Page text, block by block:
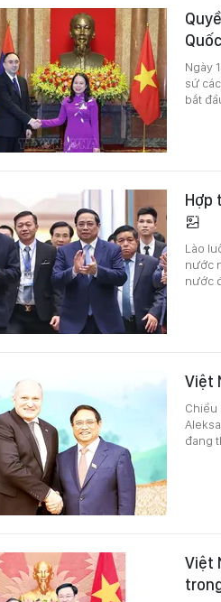
Ngày
sứ
bắt
Hợp
Lào
nước
nước
Việt
Chiều
đang
Việt